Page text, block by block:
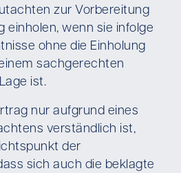
zur Vorbereitung
einholen, wenn sie infolge
ohne die Einholung
sachgerechten
ist.
nur aufgrund eines
verständlich ist,
der
sich auch die beklagte